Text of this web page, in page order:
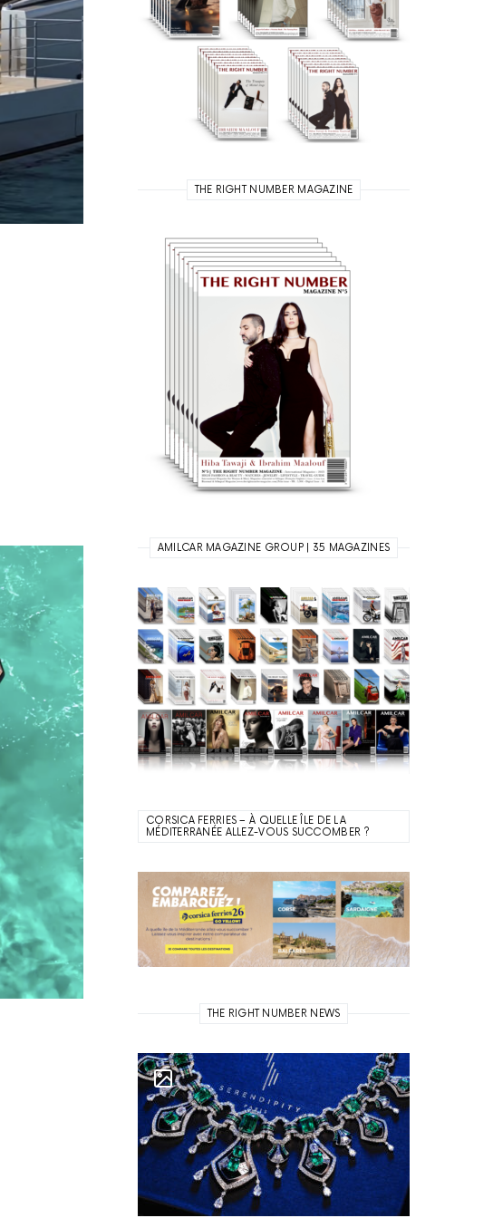
THE RIGHT NUMBER MAGAZINE
AMILCAR MAGAZINE GROUP | 35 MAGAZINES
CORSICA FERRIES – À QUELLE ÎLE DE LA
MÉDITERRANÉE ALLEZ-VOUS SUCCOMBER ?
THE RIGHT NUMBER NEWS